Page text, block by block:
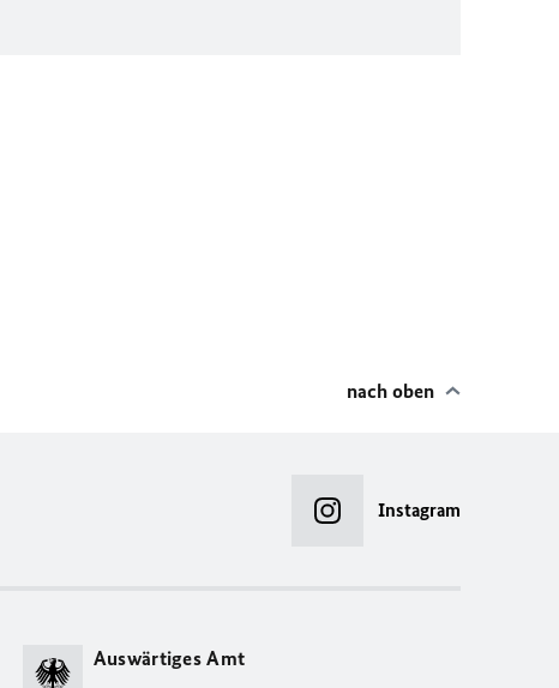
nach oben
Instagram
Auswärtiges Amt